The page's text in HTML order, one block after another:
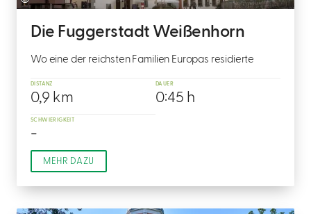
Die Fuggerstadt Weißenhorn
Wo eine der reichsten Familien Europas residierte
DISTANZ
0,9 km
DAUER
0:45 h
SCHWIERIGKEIT
-
MEHR DAZU